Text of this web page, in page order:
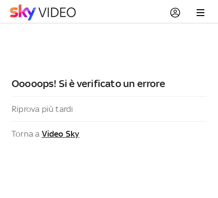
Ooooops! Si è verificato un errore
Riprova più tardi
Torna a Video Sky